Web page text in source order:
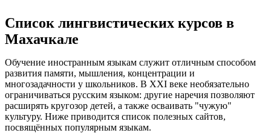
Список лингвистических курсов в
Махачкале
Обучение иностранным языкам служит отличным способом
развития памяти, мышления, концентрации и
многозадачности у школьников. В XXI веке необязательно
ограничиваться русским языком: другие наречия позволяют
расширять кругозор детей, а также осваивать "чужую"
культуру. Ниже приводится список полезных сайтов,
посвящённых популярным языкам.